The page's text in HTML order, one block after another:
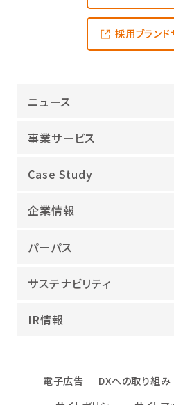
採用ブランド
ニュース
事業サービス
オープンアップグループが選
ITインフラ
IT開発
海外領域
教育・人材紹介
Case Study
企業情報
ごあいさつ
沿革
役員紹介
パーパス
当社グループのパーパス
幸せな仕事総合研究所
エンジニアインタビュー
サステナビリティ
IR情報
電子広告 DXへの取り組み